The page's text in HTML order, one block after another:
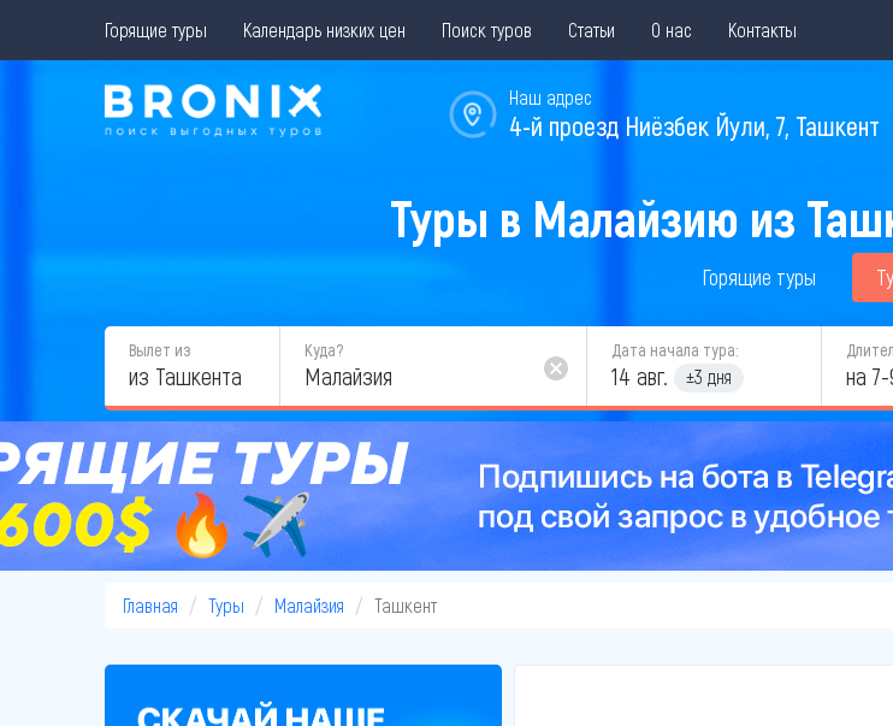
Горящие туры Календарь низких цен Поиск туров Статьи О нас Контакты
Наш адрес
4-й проезд Ниёзбек Йули, 7, Ташкент
Туры в Малайзию из
Горящие туры
Вылет из
из Ташкента
Куда? Дата начала тура:
14 авг. ±3 дня на
Главная Туры Малайзия Ташкент